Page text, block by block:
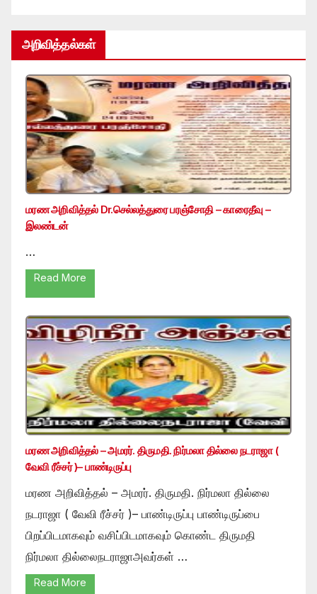
அறிவித்தல்கள்
மரண அறிவித்தல் Dr.செல்லத்துரை பரஞ்சோதி – காரைதீவு –
இலண்டன்
…
Read More
மரண அறிவித்தல் – அமரர். திருமதி. நிர்மலா தில்லை நடராஜா (
வேவி ரீச்சர் )– பாண்டிருப்பு
மரண அறிவித்தல் – அமரர். திருமதி. நிர்மலா தில்லை
நடராஜா ( வேவி ரீச்சர் )– பாண்டிருப்பு பாண்டிருப்பை
பிறப்பிடமாகவும் வசிப்பிடமாகவும் கொண்ட திருமதி
நிர்மலா தில்லைநடராஜாஅவர்கள் …
Read More